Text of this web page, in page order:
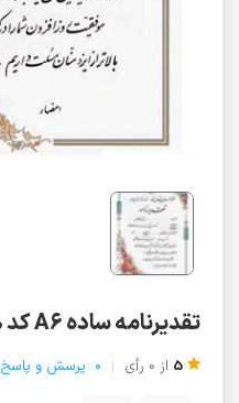
تقدیرنامه ساده A6 کد 30
5 از 0 رأی 0 پرسش و پاسخ